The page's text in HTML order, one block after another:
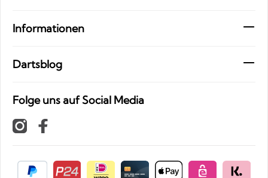
Informationen
Dartsblog
Folge uns auf Social Media